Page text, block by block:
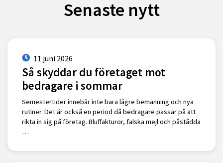
Senaste nytt
11 juni 2026
Så skyddar du företaget mot
bedragare i sommar
Semestertider innebär inte bara lägre bemanning och nya
rutiner. Det är också en period då bedragare passar på att
rikta in sig på företag. Bluffakturor, falska mejl och påstådda
…